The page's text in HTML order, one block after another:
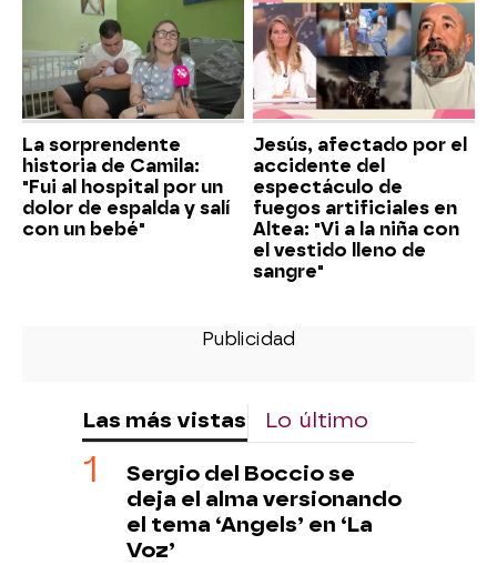
La sorprendente
historia de Camila:
"Fui al hospital por un
dolor de espalda y salí
con un bebé"
Jesús, afectado por el
accidente del
espectáculo de
fuegos artificiales en
Altea: "Vi a la niña con
el vestido lleno de
sangre"
Las más vistas Lo último
Sergio del Boccio se
deja el alma versionando
el tema ‘Angels’ en ‘La
Voz’